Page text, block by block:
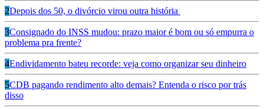
2Depois dos 50, o divórcio virou outra história
3Consignado do INSS mudou: prazo maior é bom ou só empurra o
problema pra frente?
4Endividamento bateu recorde: veja como organizar seu dinheiro
5CDB pagando rendimento alto demais? Entenda o risco por trás
disso